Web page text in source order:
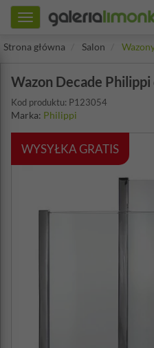
Toggle
navigation
Strona główna
Salon
Wazon Decade Philippi
Kod produktu: P123054
Marka: Philippi
WYSYŁKA GRATIS